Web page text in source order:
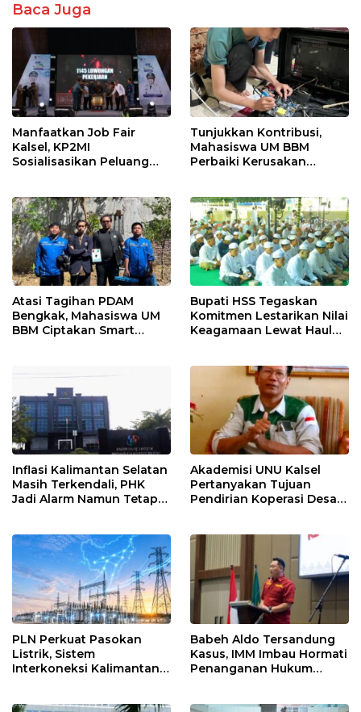
Baca Juga
Manfaatkan Job Fair
Kalsel, KP2MI
Sosialisasikan Peluang
Tunjukkan Kontribusi,
Mahasiswa UM BBM
Perbaiki Kerusakan
Atasi Tagihan PDAM
Bengkak, Mahasiswa UM
BBM Ciptakan Smart
Bupati HSS Tegaskan
Komitmen Lestarikan Nilai
Keagamaan Lewat Haul
Inflasi Kalimantan Selatan
Masih Terkendali, PHK
Jadi Alarm Namun Tetap
Akademisi UNU Kalsel
Pertanyakan Tujuan
Pendirian Koperasi Desa
PLN Perkuat Pasokan
Listrik, Sistem
Interkoneksi Kalimantan
Babeh Aldo Tersandung
Kasus, IMM Imbau Hormati
Penanganan Hukum